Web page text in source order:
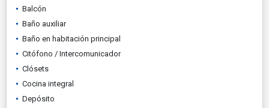
Balcón
Baño auxiliar
Baño en habitación principal
Citófono / Intercomunicador
Clósets
Cocina integral
Depósito